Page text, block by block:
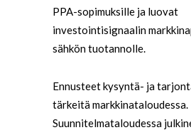
PPA-sopimuksille ja luovat
investointisignaalin
sähkön tuotannolle.
Ennusteet kysyntä- ja
tärkeitä markkinataloudessa.
Suunnitelmataloudessa